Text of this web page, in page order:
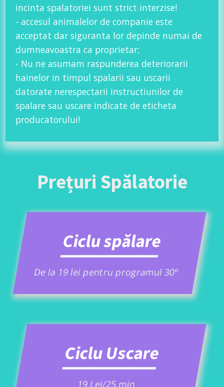
incinta spalatoriei sunt strict interzise!
- accesul animalelor de companie este
acceptat dar siguranta lor depinde numai de
dumneavoastra ca proprietar;
- Nu ne asumam raspunderea deteriorarii
hainelor in timpul spalarii sau uscarii
datorate nerespectarii instructiunilor de
spalare sau uscare indicate de eticheta
producatorului!
Prețuri Spălatorie
Ciclu spălare
De la 19 lei pentru programul 30º
Ciclu Uscare
19 Lei/25 min